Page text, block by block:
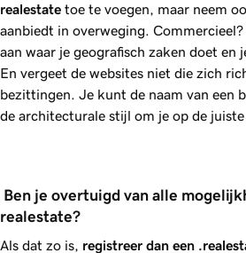
realestate toe te voegen, maar neem
aanbiedt in overweging.
aan waar je geografisch zaken doet en
En vergeet de websites niet die zich
bezittingen. Je kunt de naam van een
de architecturale stijl om je op de
realestate?
Als dat zo is, registreer dan een